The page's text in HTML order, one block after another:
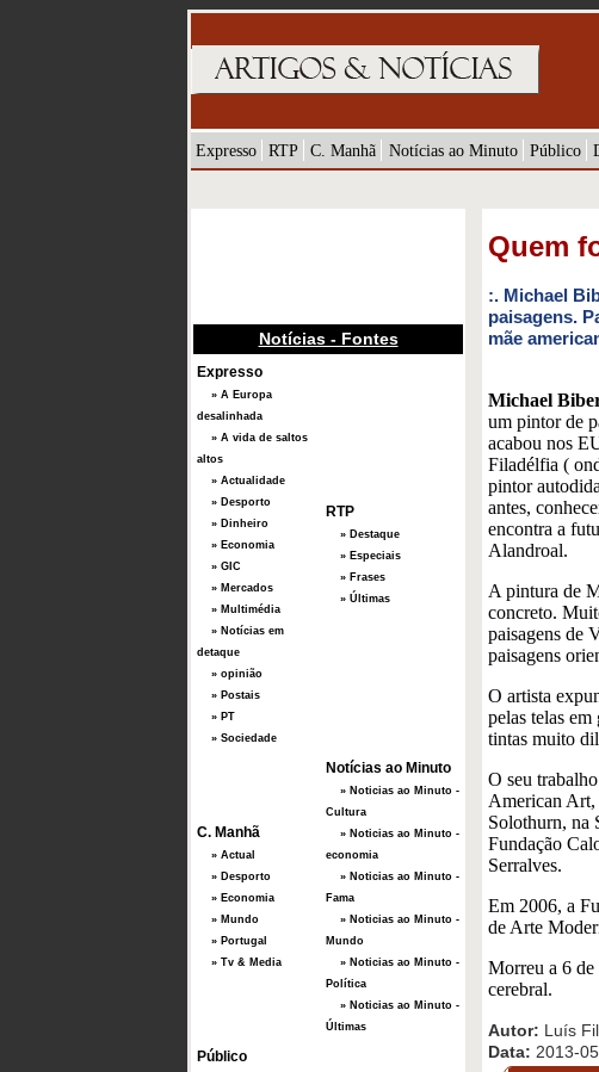
Expresso RTP C. Manhã Notícias ao Minuto Público
Notícias - Fontes
Expresso
» A Europa
desalinhada
» A vida de saltos
altos
» Actualidade
» Desporto
» Dinheiro
» Economia
» GIC
» Mercados
» Multimédia
» Notícias em
detaque
» opinião
» Postais
» PT
» Sociedade
RTP
» Destaque
» Especiais
» Frases
» Últimas
C. Manhã
» Actual
» Desporto
» Economia
» Mundo
» Portugal
» Tv & Media
Notícias ao Minuto
» Noticias ao Minuto -
Cultura
» Noticias ao Minuto -
economia
» Noticias ao Minuto -
Fama
» Noticias ao Minuto -
Mundo
» Noticias ao Minuto -
Política
» Noticias ao Minuto -
Últimas
Público
Quem
:. Michael
paisagens.
mãe
Michael
um pintor de
acabou nos
Filadélfia (
pintor
antes,
encontra a
Alandroal.
A pintura de
concreto.
paisagens de
paisagens
O artista
pelas telas
tintas muito
O seu
American Art,
Solothurn, na
Fundação
Serralves.
Em 2006, a
de Arte
Morreu a 6 de
cerebral.
Autor: Luís
Data: 2013-